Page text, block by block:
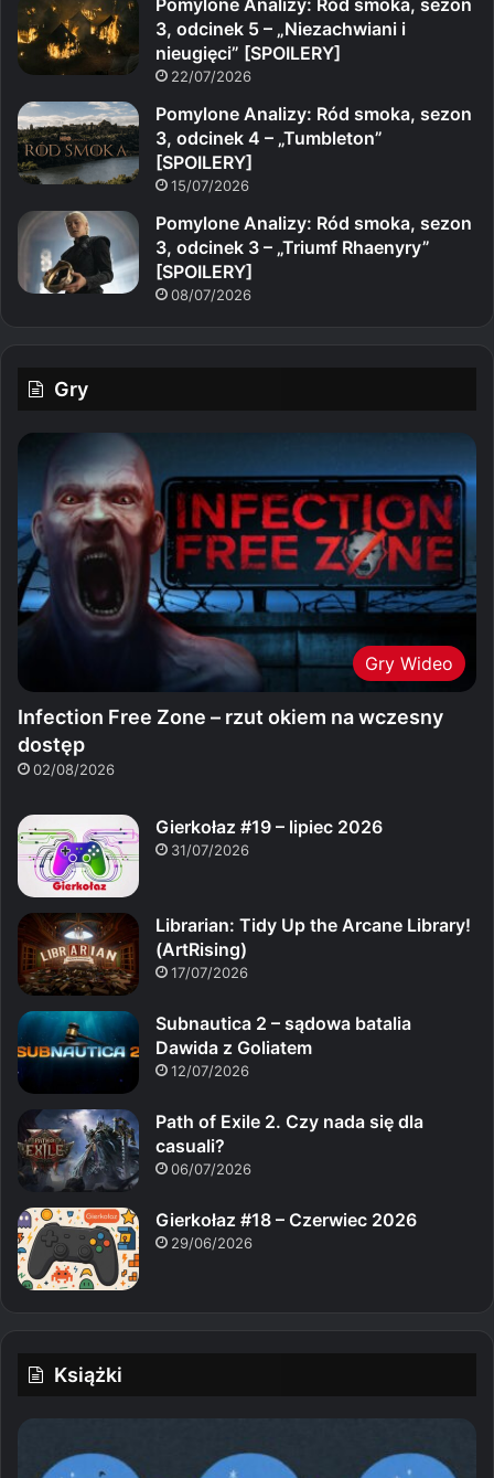
3, odcinek 5 – „Niezachwiani i
nieugięci” [SPOILERY]
22/07/2026
Pomylone Analizy: Ród smoka, sezon
3, odcinek 4 – „Tumbleton”
[SPOILERY]
15/07/2026
Pomylone Analizy: Ród smoka, sezon
3, odcinek 3 – „Triumf Rhaenyry”
[SPOILERY]
08/07/2026
Gry
Gry Wideo
Infection Free Zone – rzut okiem na wczesny
dostęp
02/08/2026
Gierkołaz #19 – lipiec 2026
31/07/2026
Librarian: Tidy Up the Arcane Library!
(ArtRising)
17/07/2026
Subnautica 2 – sądowa batalia
Dawida z Goliatem
12/07/2026
Path of Exile 2. Czy nada się dla
casuali?
06/07/2026
Gierkołaz #18 – Czerwiec 2026
29/06/2026
Książki